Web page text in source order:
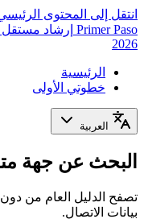
انتقل إلى المحتوى
Primer Paso إرشاد مستقل
2026
الرئيسية
خطوتي الأولى
العربية
البحث عن جهة
تصفح الدليل العام من دون
بيانات الاتصال.